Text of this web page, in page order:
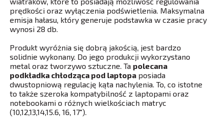
prędkości oraz wyłączenia podświetlenia. Maksymalna
emisja hałasu, który generuje podstawka w czasie pracy
wynosi 28 db.
Produkt wyróżnia się dobrą jakością, jest bardzo
solidnie wykonany. Do jego produkcji wykorzystano
metal oraz tworzywo sztuczne. Ta polecana
podkładka chłodząca pod laptopa posiada
dwustopniową regulację kąta nachylenia. To, co istotne
to także szeroka kompatybilność z laptopami oraz
notebookami o różnych wielkościach matryc
(10,12,13,14,15.6, 16, 17″).